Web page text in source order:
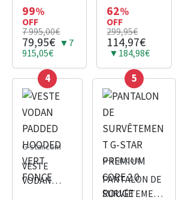
PREMIUM
CORE 2.0
BLANC
99%
OFF
7 995,00€
79,95€ ▼7
915,05€
VESTE ARC
3D SLIM
BLEU CIEL
62%
OFF
299,95€
114,97€
▼184,98€
4
G-star.com
VESTE
VODAN
5
G-star.com
PANTALON DE
SURVÊTEMENT